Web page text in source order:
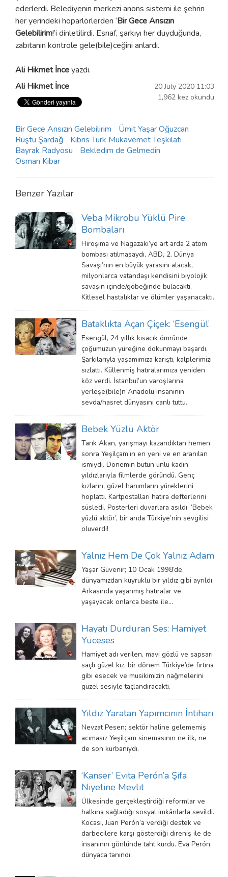
ederlerdi. Belediyenin merkezi anons sistemi ile şehrin
her yerindeki hoparlörlerden ‘Bir Gece Ansızın
Gelebilirim!’i dinletilirdi. Esnaf, şarkıyı her duyduğunda,
zabıtanın kontrole gele(bile)ceğini anlardı.
Ali Hikmet İnceyazdı.
20 July 2020 11:03
1,962 kez okundu
Ali Hikmet İnce
Bir Gece Ansızın Gelebilirim
Ümit Yaşar Oğuzcan
Rüştü Şardağ
Kıbrıs Türk Mukavemet Teşkilatı
Bayrak Radyosu
Bekledim de Gelmedin
Osman Kibar
Benzer Yazılar
Veba Mikrobu Yüklü Pire
Bombaları
Hiroşima ve Nagazaki’ye art arda 2 atom
bombası atılmasaydı, ABD, 2. Dünya
Savaşı’nın en büyük yarasını alacak,
milyonlarca vatandaşı kendisini biyolojik
savaşın içinde/göbeğinde bulacaktı.
Kitlesel hastalıklar ve ölümler yaşanacaktı.
Bataklıkta Açan Çiçek: ‘Esengül’
Esengül, 24 yıllık kısacık ömründe
çoğumuzun yüreğine dokunmayı başardı.
Şarkılarıyla yaşamımıza karıştı, kalplerimizi
sızlattı. Küllenmiş hatıralarımıza yeniden
köz verdi. İstanbul’un varoşlarına
yerleşe(bile)n Anadolu insanının
sevda/hasret dünyasını canlı tuttu.
Bebek Yüzlü Aktör
Tarık Akan, yarışmayı kazandıktan hemen
sonra Yeşilçam’ın en yeni ve en aranılan
ismiydi. Dönemin bütün ünlü kadın
yıldızlarıyla filmlerde göründü. Genç
kızların, güzel hanımların yüreklerini
hoplattı. Kartpostalları hatıra defterlerini
süsledi. Posterleri duvarlara asıldı. ‘Bebek
yüzlü aktör’, bir anda Türkiye’nin sevgilisi
oluverdi!
Yalnız Hem De Çok Yalnız Adam
Yaşar Güvenir; 10 Ocak 1998’de,
dünyamızdan kuyruklu bir yıldız gibi ayrıldı.
Arkasında yaşanmış hatıralar ve
yaşayacak onlarca beste ile…
Hayatı Durduran Ses: Hamiyet
Yüceses
Hamiyet adı verilen, mavi gözlü ve sapsarı
saçlı güzel kız, bir dönem Türkiye’de fırtına
gibi esecek ve musikimizin nağmelerini
güzel sesiyle taçlandıracaktı.
Yıldız Yaratan Yapımcının İntiharı
Nevzat Pesen; sektör haline gelememiş
acımasız Yeşilçam sinemasının ne ilk, ne
de son kurbanıydı.
‘Kanser’ Evita Perón’a Şifa
Niyetine Mevlit
Ülkesinde gerçekleştirdiği reformlar ve
halkına sağladığı sosyal imkânlarla sevildi.
Kocası, Juan Perón’a verdiği destek ve
darbecilere karşı gösterdiği direniş ile de
insanının gönlünde taht kurdu. Eva Perón,
dünyaca tanındı.